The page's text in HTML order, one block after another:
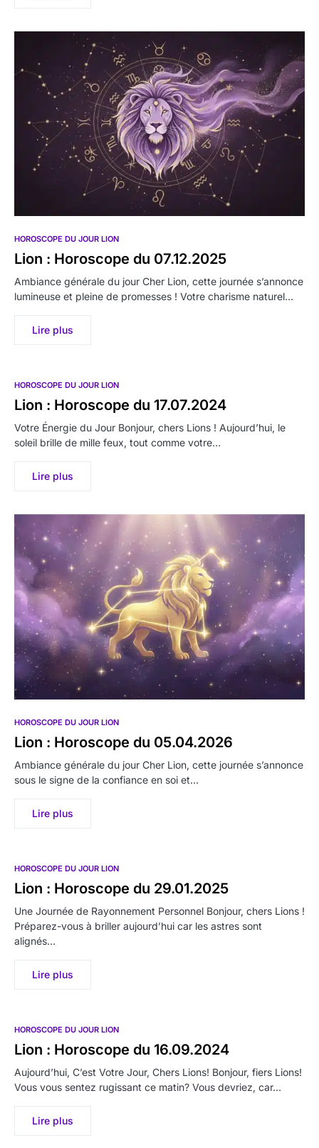
HOROSCOPE DU JOUR LION
Lion : Horoscope du 07.12.2025
Ambiance générale du jour Cher Lion, cette journée s’annonce
lumineuse et pleine de promesses ! Votre charisme naturel…
Lire plus
HOROSCOPE DU JOUR LION
Lion : Horoscope du 17.07.2024
Votre Énergie du Jour Bonjour, chers Lions ! Aujourd’hui, le
soleil brille de mille feux, tout comme votre…
Lire plus
HOROSCOPE DU JOUR LION
Lion : Horoscope du 05.04.2026
Ambiance générale du jour Cher Lion, cette journée s’annonce
sous le signe de la confiance en soi et…
Lire plus
HOROSCOPE DU JOUR LION
Lion : Horoscope du 29.01.2025
Une Journée de Rayonnement Personnel Bonjour, chers Lions !
Préparez-vous à briller aujourd’hui car les astres sont
alignés…
Lire plus
HOROSCOPE DU JOUR LION
Lion : Horoscope du 16.09.2024
Aujourd’hui, C’est Votre Jour, Chers Lions! Bonjour, fiers Lions!
Vous vous sentez rugissant ce matin? Vous devriez, car…
Lire plus